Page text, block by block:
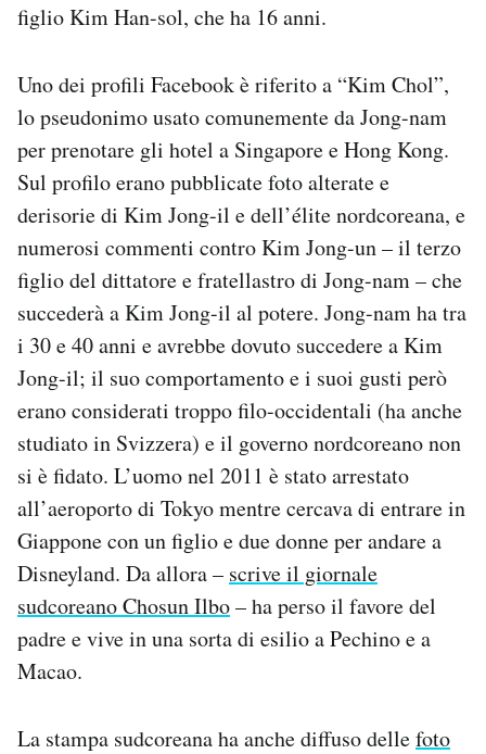
Notifiche mobile
Regala il Post
Hai bisogno di aiuto?
Esci
figlio Kim Han-sol, che ha 16 anni.
Uno dei profili Facebook è riferito a “Kim Chol”,
lo pseudonimo usato comunemente da Jong-nam
per prenotare gli hotel a Singapore e Hong Kong.
Sul profilo erano pubblicate foto alterate e
derisorie di Kim Jong-il e dell’élite nordcoreana, e
numerosi commenti contro Kim Jong-un – il terzo
figlio del dittatore e fratellastro di Jong-nam – che
succederà a Kim Jong-il al potere. Jong-nam ha tra
i 30 e 40 anni e avrebbe dovuto succedere a Kim
Jong-il; il suo comportamento e i suoi gusti però
erano considerati troppo filo-occidentali (ha anche
studiato in Svizzera) e il governo nordcoreano non
si è fidato. L’uomo nel 2011 è stato arrestato
all’aeroporto di Tokyo mentre cercava di entrare in
Giappone con un figlio e due donne per andare a
Disneyland. Da allora – scrive il giornale
sudcoreano Chosun Ilbo– ha perso il favore del
padre e vive in una sorta di esilio a Pechino e a
Macao.
La stampa sudcoreana ha anche diffuso dellefoto